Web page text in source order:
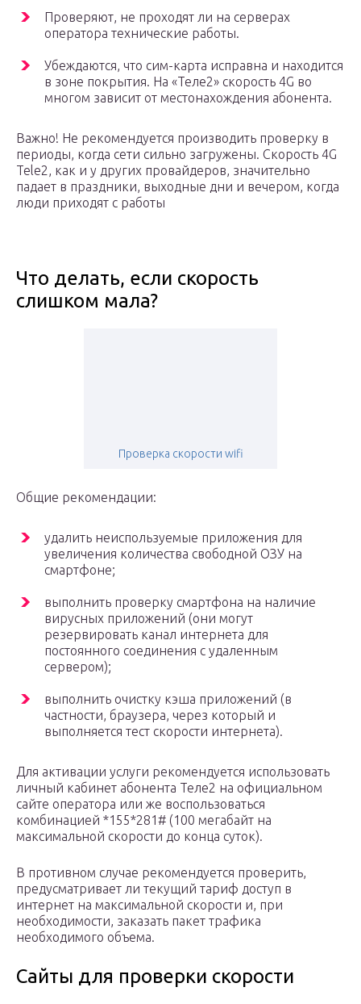
Проверяют, не проходят ли на серверах
оператора технические работы.
Убеждаются, что сим-карта исправна и находится
в зоне покрытия. На «Теле2» скорость 4G во
многом зависит от местонахождения абонента.
Важно! Не рекомендуется производить проверку в
периоды, когда сети сильно загружены. Скорость 4G
Tele2, как и у других провайдеров, значительно
падает в праздники, выходные дни и вечером, когда
люди приходят с работы
Что делать, если скорость
слишком мала?
Проверка скорости wifi
Общие рекомендации:
удалить неиспользуемые приложения для
увеличения количества свободной ОЗУ на
смартфоне;
выполнить проверку смартфона на наличие
вирусных приложений (они могут
резервировать канал интернета для
постоянного соединения с удаленным
сервером);
выполнить очистку кэша приложений (в
частности, браузера, через который и
выполняется тест скорости интернета).
Для активации услуги рекомендуется использовать
личный кабинет абонента Теле2 на официальном
сайте оператора или же воспользоваться
комбинацией *155*281# (100 мегабайт на
максимальной скорости до конца суток).
В противном случае рекомендуется проверить,
предусматривает ли текущий тариф доступ в
интернет на максимальной скорости и, при
необходимости, заказать пакет трафика
необходимого объема.
Сайты для проверки скорости